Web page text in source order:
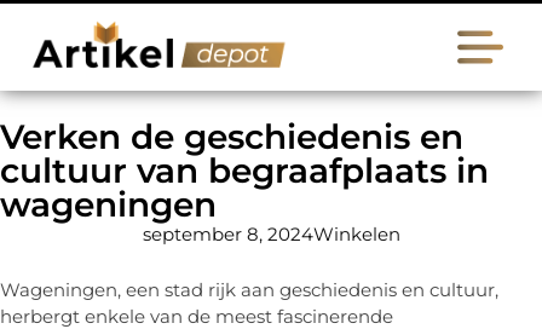
Verken de geschiedenis en
cultuur van begraafplaats in
wageningen
september 8, 2024Winkelen
Wageningen, een stad rijk aan geschiedenis en cultuur,
herbergt enkele van de meest fascinerende